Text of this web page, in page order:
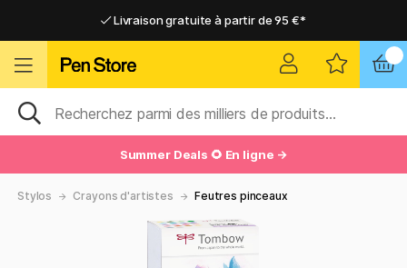
Livraison gratuite à partir de 95 €*
Livraison domicile ou point relais
Livraison gratuite à partir de 95 €*
Livraison domicile ou point relais
Summer Deals 🌻 En ligne →
Stylos Crayons d'artistes Feutres pinceaux